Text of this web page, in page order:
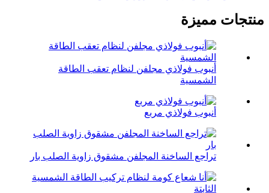
منتجات مميزة
أنبوب فولاذي مجلفن لنظام تعقب الطاقة
الشمسية
أنبوب فولاذي مربع
تراجع الساخنة المجلفن مشقوق زاوية الصلب بار